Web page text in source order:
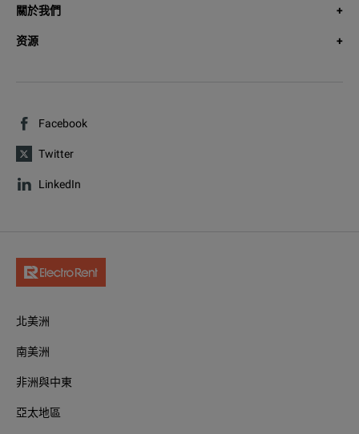
關於我們
资源
Facebook
Twitter
LinkedIn
北美洲
南美洲
非洲與中東
亞太地區